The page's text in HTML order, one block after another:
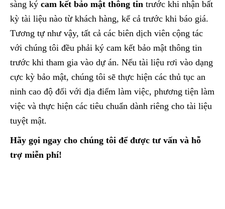
sàng ký cam kết bảo mật thông tin trước khi nhận bất
kỳ tài liệu nào từ khách hàng, kể cả trước khi báo giá.
Tương tự như vậy, tất cả các biên dịch viên cộng tác
với chúng tôi đều phải ký cam kết bảo mật thông tin
trước khi tham gia vào dự án. Nếu tài liệu rơi vào dạng
cực kỳ bảo mật, chúng tôi sẽ thực hiện các thủ tục an
ninh cao độ đối với địa điểm làm việc, phương tiện làm
việc và thực hiện các tiêu chuẩn dành riêng cho tài liệu
tuyệt mật.
Hãy gọi ngay cho chúng tôi để được tư vấn và hỗ
trợ miễn phí!